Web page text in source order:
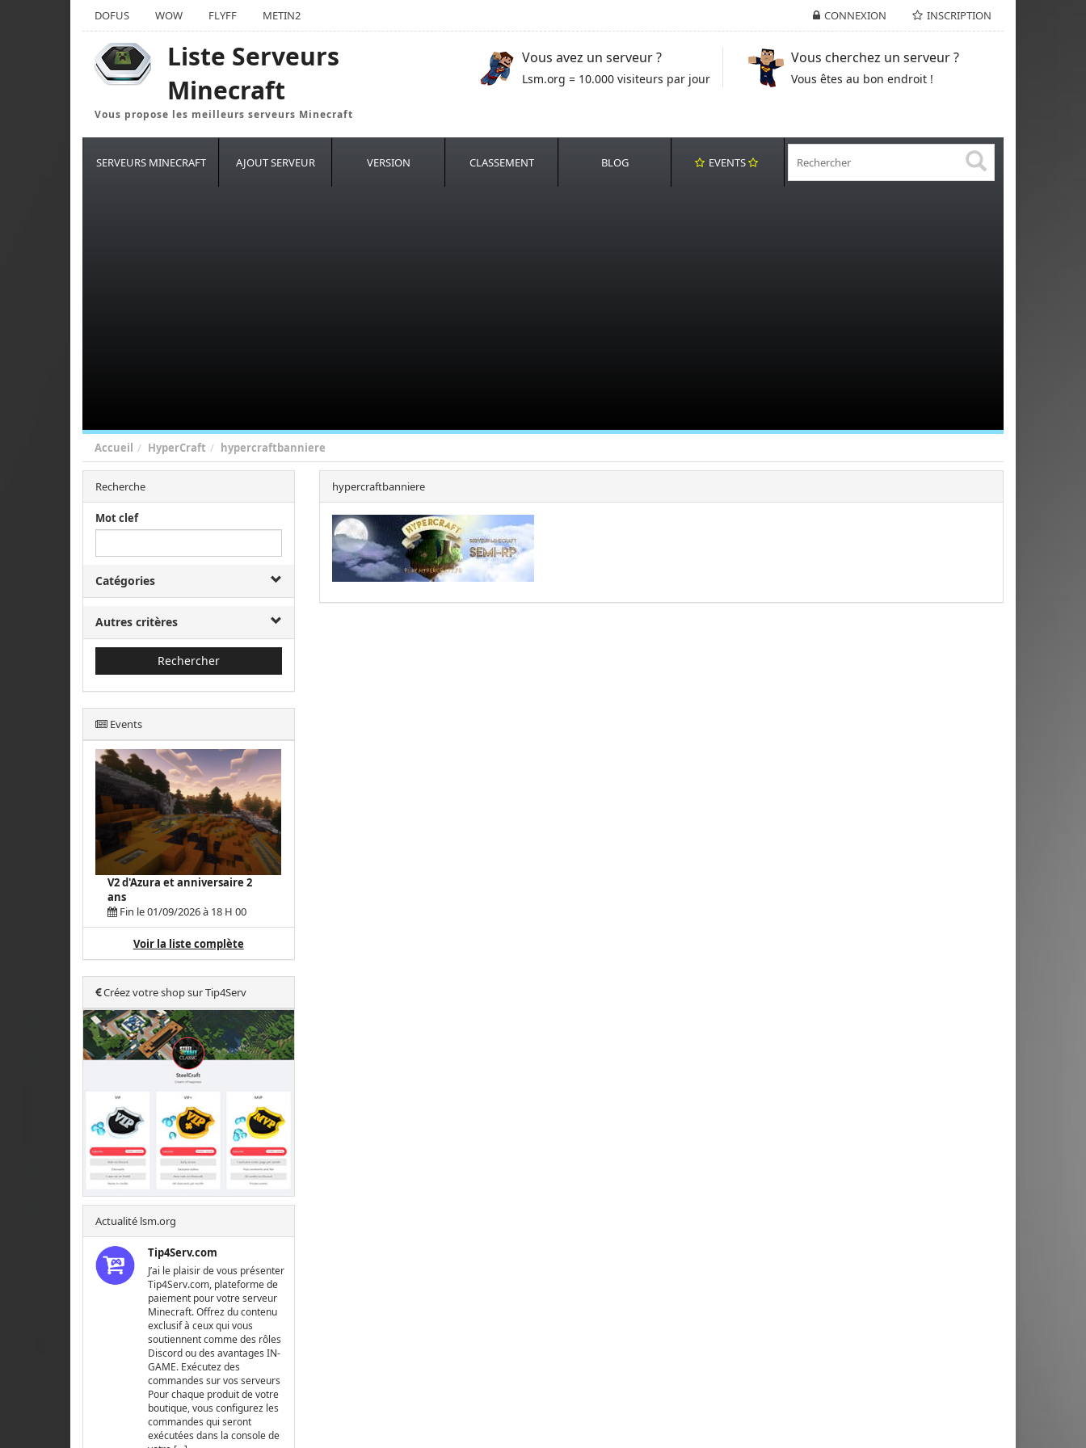
CONNEXION INSCRIPTION
DOFUS WOW FLYFF METIN2
Liste Serveurs
Minecraft
Vous propose les meilleurs serveurs Minecraft
Vous avez un serveur ?
Lsm.org = 10.000 visiteurs par jour
Vous cherchez un serveur ?
Vous êtes au bon endroit !
SERVEURS MINECRAFT AJOUT SERVEUR VERSION CLASSEMENT BLOG EVENTS
Accueil HyperCraft hypercraftbanniere
Recherche
Mot clef
Catégories
Autres critères
Rechercher
Events
V2 d'Azura et anniversaire 2
ans
Fin le 01/09/2026 à 18 H 00
Voir la liste complète
Créez votre shop sur Tip4Serv
Actualité lsm.org
Tip4Serv.com
J’ai le plaisir de vous présenter
Tip4Serv.com, plateforme de
paiement pour votre serveur
Minecraft. Offrez du contenu
exclusif à ceux qui vous
soutiennent comme des rôles
Discord ou des avantages IN-
GAME. Exécutez des
commandes sur vos serveurs
Pour chaque produit de votre
boutique, vous configurez les
commandes qui seront
exécutées dans la console de
hypercraftbanniere